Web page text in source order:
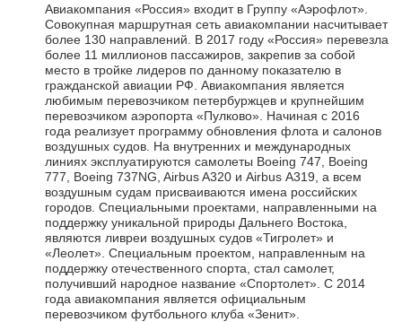
Авиакомпания «Россия» входит в Группу «Аэрофлот».
Совокупная маршрутная сеть авиакомпании насчитывает
более 130 направлений. В 2017 году «Россия» перевезла
более 11 миллионов пассажиров, закрепив за собой
место в тройке лидеров по данному показателю в
гражданской авиации РФ. Авиакомпания является
любимым перевозчиком петербуржцев и крупнейшим
перевозчиком аэропорта «Пулково». Начиная с 2016
года реализует программу обновления флота и салонов
воздушных судов. На внутренних и международных
линиях эксплуатируются самолеты Boeing 747, Boeing
777, Boeing 737NG, Airbus A320 и Airbus А319, а всем
воздушным судам присваиваются имена российских
городов. Специальными проектами, направленными на
поддержку уникальной природы Дальнего Востока,
являются ливреи воздушных судов «Тигролет» и
«Леолет». Специальным проектом, направленным на
поддержку отечественного спорта, стал самолет,
получивший народное название «Спортолет». С 2014
года авиакомпания является официальным
перевозчиком футбольного клуба «Зенит».